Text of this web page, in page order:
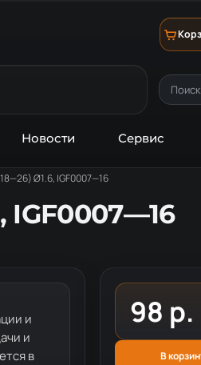
Новости Сервис
Ø1.6, IGF0007—16
IGF0007—16
и
и
в
98 р.
В